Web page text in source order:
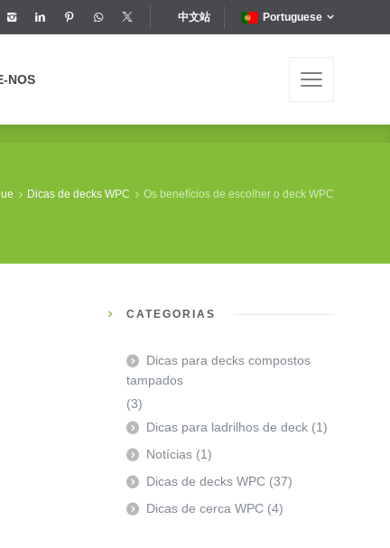
中文站 Portuguese
NOS
NOS
Dicas de decks WPC Os benefícios de escolher o deck WPC
CATEGORIAS
Dicas para decks compostos
tampados
(3)
Dicas para ladrilhos de deck (1)
Notícias (1)
Dicas de decks WPC (37)
Dicas de cerca WPC (4)